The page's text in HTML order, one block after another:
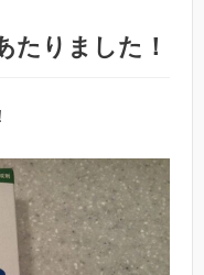
たりました！